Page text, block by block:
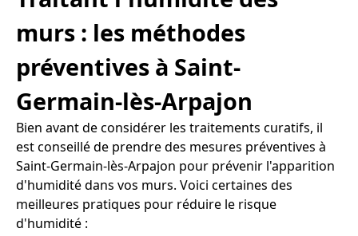
murs : les méthodes
préventives à Saint-
Germain-lès-Arpajon
Bien avant de considérer les traitements curatifs, il
est conseillé de prendre des mesures préventives à
Saint-Germain-lès-Arpajon pour prévenir l'apparition
d'humidité dans vos murs. Voici certaines des
meilleures pratiques pour réduire le risque
d'humidité :